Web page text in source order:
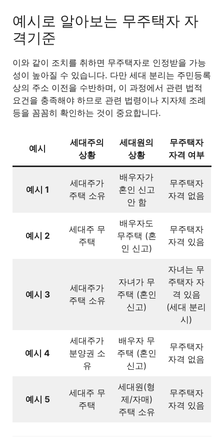
예시로 알아보는 무주택자 자
격기준
이와 같이 조치를 취하면 무주택자로 인정받을 가능
성이 높아질 수 있습니다. 다만 세대 분리는 주민등록
상의 주소 이전을 수반하며, 이 과정에서 관련 법적
요건을 충족해야 하므로 관련 법령이나 지자체 조례
등을 꼼꼼히 확인하는 것이 중요합니다.
예시
세대주의
상황
세대원의
상황
무주택자
자격 여부
예시 1
세대주가
주택 소유
배우자가
혼인 신고
안 함
무주택자
자격 없음
예시 2
세대주 무
주택
배우자도
무주택 (혼
인 신고)
무주택자
자격 있음
예시 3
세대주가
주택 소유
자녀가 무
주택 (혼인
신고)
자녀는 무
주택자 자
격 있음
(세대 분리
시)
예시 4
세대주가
분양권 소
유
배우자 무
주택 (혼인
신고)
무주택자
자격 없음
예시 5
세대주 무
주택
세대원(형
제/자매)
주택 소유
무주택자
자격 있음